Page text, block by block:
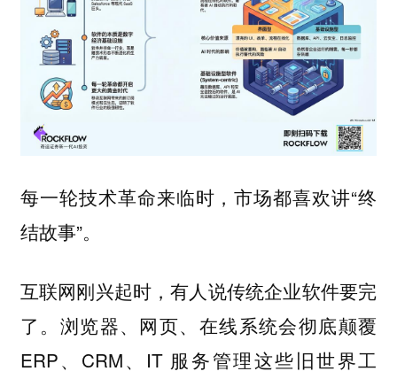
每一轮技术革命来临时，市场都喜欢讲“终
结故事”。
互联网刚兴起时，有人说传统企业软件要完
了。浏览器、网页、在线系统会彻底颠覆
ERP、CRM、IT 服务管理这些旧世界工